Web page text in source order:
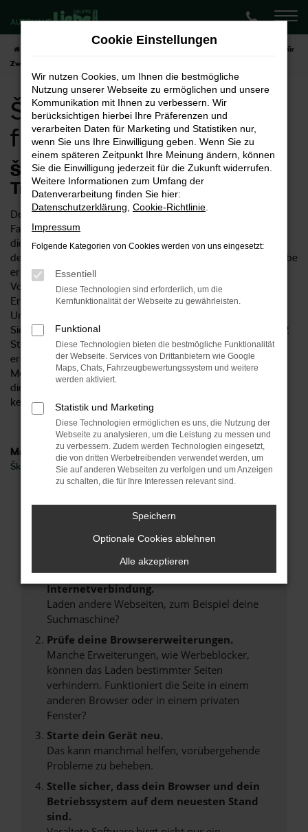
Zum
Hauptinhalt
springen
Škoda Kamiq Neuwagen für
Zwickau
Škoda Kamiq Neuwagen
für Zwickau
Škoda Kamiq Neuwagen – Ihr
Traumwagen für Zwickau
Der Škoda Kamiq Neuwagen ist ein ungemein vielseitiges
Fahrzeug. Einerseits eignet sich das Modell natürlich ideal für
die Innenstadt von Zwickau, ist allerdings auch für Fahrten in
der Umgebung und die Autobahn geeignet. Im Autohaus Liebe
erhalten Sie Škoda Kamiq Neuwagen entsprechend Ihrer
Vorstellungen und profitieren von unserer umfangreichen
Erfahrung im Verkauf von Autos. Wussten Sie, dass unser
Unternehmen bereits seit 1954 existiert? Mittlerweile finden
Sie uns an sechs Standorten im Zentrum Deutschlands und 2
Standorte in Norddeutschland und damit ideal aus Zwickau
erreichbar. Gerne beraten wir Sie hinsichtlich all Ihrer
Möglichkeit und sprechen mit Ihnen über die vielen Vorteile,
die ein Škoda Kamiq Neuwagen bietet. Höchste Zeit, um uns
kennen zu lernen.
Marken
Škoda
Fehler: Network Error
Beim Laden ist ein Fehler aufgetreten.
Hier sind ein paar Tipps, die dir helfen können:
Überprüfe deine Firewall und deine
Internetverbindung.
Laden andere Webseiten, zum Beispiel deine
Suchmaschine?
Prüfe deine Browsererweiterungen.
Manche Erweiterungen, wie Werbeblocker,
können das Laden bestimmter Seiten
verhindern. Funktioniert die Seite in einem
anderen Browser oder in einem privaten
Fenster?
Starte dein Gerät neu.
Das kann manchmal helfen, vorübergehende
Probleme zu beheben.
Stelle sicher, dass dein Browser und dein
Betriebssystem auf dem neuesten Stand
sind.
Cookie Einstellungen
Wir nutzen Cookies, um Ihnen die bestmögliche
Nutzung unserer Webseite zu ermöglichen und unsere
Kommunikation mit Ihnen zu verbessern. Wir
berücksichtigen hierbei Ihre Präferenzen und
verarbeiten Daten für Marketing und Statistiken nur,
wenn Sie uns Ihre Einwilligung geben. Wenn Sie zu
einem späteren Zeitpunkt Ihre Meinung ändern, können
Sie die Einwilligung jederzeit für die Zukunft widerrufen.
Weitere Informationen zum Umfang der
Datenverarbeitung finden Sie hier:
Datenschutzerklärung Cookie-Richtlinie
Impressum
Folgende Kategorien von Cookies werden von uns eingesetzt:
Essentiell
Diese Technologien sind erforderlich, um die
Kernfunktionalität der Webseite zu gewährleisten.
Funktional
Diese Technologien bieten die bestmögliche Funktionalität
der Webseite. Services von Drittanbietern wie Google
Maps, Chats, Fahrzeugbewertungssystem und weitere
werden aktiviert.
Statistik und Marketing
Diese Technologien ermöglichen es uns, die Nutzung der
Webseite zu analysieren, um die Leistung zu messen und
zu verbessern. Zudem werden Technologien eingesetzt,
die von dritten Werbetreibenden verwendet werden, um
Sie auf anderen Webseiten zu verfolgen und um Anzeigen
zu schalten, die für Ihre Interessen relevant sind.
Speichern
Optionale Cookies ablehnen
Alle akzeptieren